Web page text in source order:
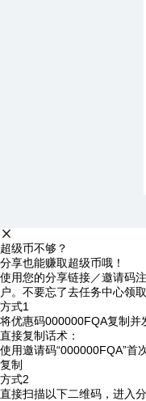
超级币不够？
分享也能赚取超级币哦！
使用您的分享链接／邀请码
户。不要忘了去任务中心领取
方式1
将优惠码000000FQA复制并
直接复制话术：
使用邀请码“000000FQA”首
复制
方式2
直接扫描以下二维码，进入